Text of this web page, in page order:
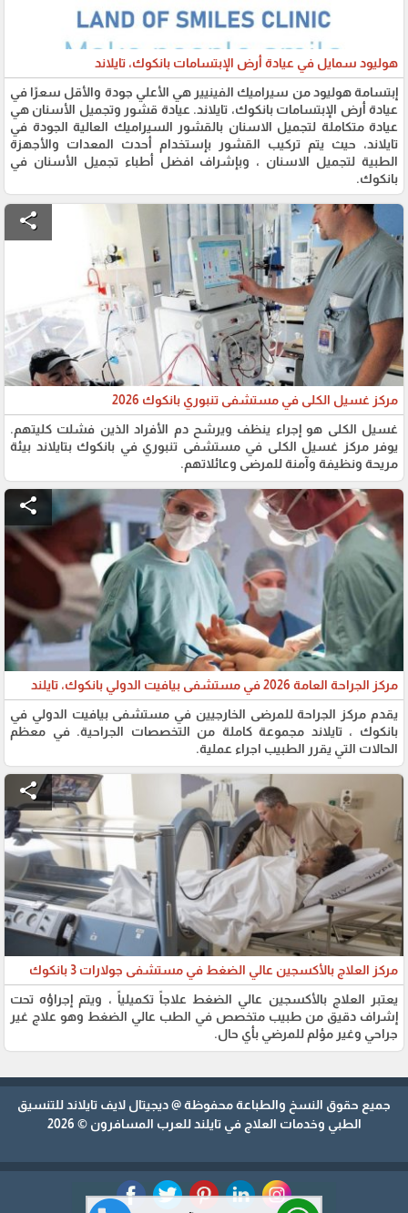
هوليود سمايل في عيادة أرض الإبتسامات بانكوك، تايلاند
إبتسامة هوليود من سيراميك الفينيير هي الأعلي جودة والأقل سعرًا في
عيادة أرض الإبتسامات بانكوك، تايلاند. عيادة قشور وتجميل الأسنان هي
عيادة متكاملة لتجميل الاسنان بالقشور السيراميك العالية الجودة في
تايلاند، حيث يتم تركيب القشور بإستخدام أحدث المعدات والأجهزة
الطبية لتجميل الاسنان ، وبإشراف افضل أطباء تجميل الأسنان في
بانكوك.
share
مركز غسيل الكلى في مستشفى تنبوري بانكوك 2026
غسيل الكلى هو إجراء ينظف ويرشح دم الأفراد الذين فشلت كليتهم.
يوفر مركز غسيل الكلى في مستشفى تنبوري في بانكوك بتايلاند بيئة
مريحة ونظيفة وآمنة للمرضى وعائلاتهم.
share
مركز الجراحة العامة 2026 في مستشفى بيافيت الدولي بانكوك، تايلند
يقدم مركز الجراحة للمرضى الخارجيين في مستشفى بيافيت الدولي في
بانكوك ، تايلاند مجموعة كاملة من التخصصات الجراحية. في معظم
الحالات التي يقرر الطبيب اجراء عملية.
share
مركز العلاج بالأكسجين عالي الضغط في مستشفى جولارات 3 بانكوك
يعتبر العلاج بالأكسجين عالي الضغط علاجاً تكميلياً ، ويتم إجراؤه تحت
إشراف دقيق من طبيب متخصص في الطب عالي الضغط وهو علاج غير
جراحي وغير مؤلم للمرضي بأي حال.
جميع حقوق النسخ والطباعة محفوظة @ديجيتال لايف تايلاندللتنسيق
الطبي وخدمات العلاج في تايلند للعرب المسافرون © 2026